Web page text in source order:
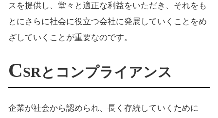
スを提供し、堂々と適正な利益をいただき、それをも
とにさらに社会に役立つ会社に発展していくことをめ
ざしていくことが重要なのです。
CSRとコンプライアンス
企業が社会から認められ、長く存続していくために